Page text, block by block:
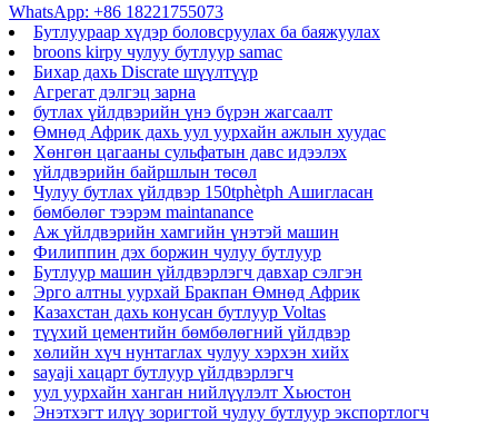
WhatsApp: +86 18221755073
Бутлуураар хүдэр боловсруулах ба баяжуулах
broons kirpy чулуу бутлуур samac
Бихар дахь Discrate шүүлтүүр
Агрегат дэлгэц зарна
бутлах үйлдвэрийн үнэ бүрэн жагсаалт
Өмнөд Африк дахь уул уурхайн ажлын хуудас
Хөнгөн цагааны сульфатын давс идээлэх
үйлдвэрийн байршлын төсөл
Чулуу бутлах үйлдвэр 150tphètph Ашигласан
бөмбөлөг тээрэм maintanance
Аж үйлдвэрийн хамгийн үнэтэй машин
Филиппин дэх боржин чулуу бутлуур
Бутлуур машин үйлдвэрлэгч давхар сэлгэн
Эрго алтны уурхай Бракпан Өмнөд Африк
Казахстан дахь конусан бутлуур Voltas
түүхий цементийн бөмбөлөгний үйлдвэр
хөлийн хүч нунтаглах чулуу хэрхэн хийх
sayaji хацарт бутлуур үйлдвэрлэгч
уул уурхайн ханган нийлүүлэлт Хьюстон
Энэтхэгт илүү зоригтой чулуу бутлуур экспортлогч